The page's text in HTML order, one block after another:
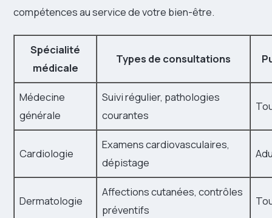
compétences au service de votre bien-être.
Spécialité
médicale
Types de consultations
Médecine
générale
Suivi régulier, pathologies
courantes
Cardiologie
Examens cardiovasculaires,
dépistage
Dermatologie
Affections cutanées, contrôles
préventifs